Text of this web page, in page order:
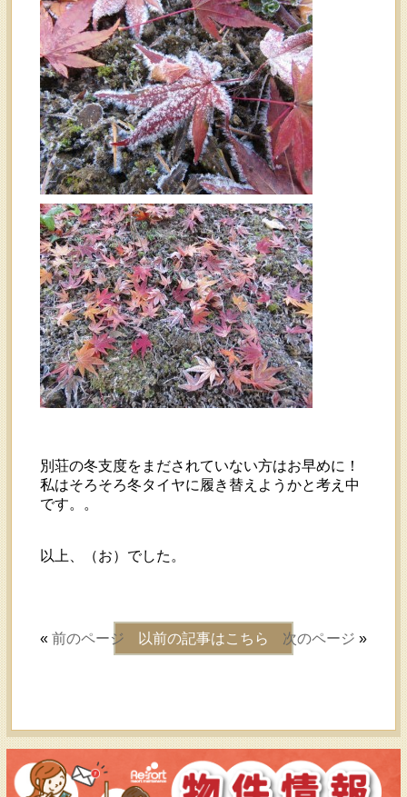
別荘の冬支度をまだされていない方はお早めに！
私はそろそろ冬タイヤに履き替えようかと考え中
です。。
以上、（お）でした。
« 前のページ 次のページ »
以前の記事はこちら